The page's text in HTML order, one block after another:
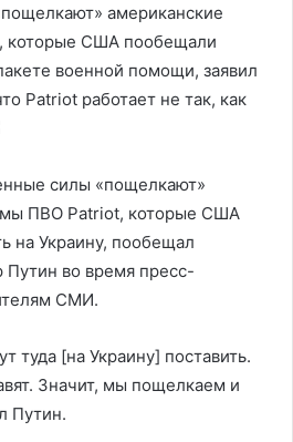
американские
которые США пообещали
военной помощи, заявил
Patriot работает не так, как
силы «пощелкают»
ПВО Patriot, которые США
на Украину, пообещал
Путин во время пресс-
СМИ.
туда [на Украину] поставить.
Значит, мы пощелкаем и
Путин.